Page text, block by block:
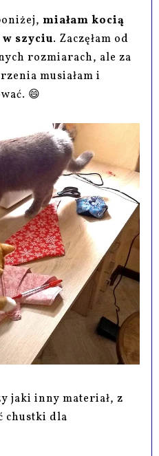
miałam kocią
szyciu. Zaczęłam od
rozmiarach, ale za
musiałam i
😄
jaki inny materiał, z
chustki dla